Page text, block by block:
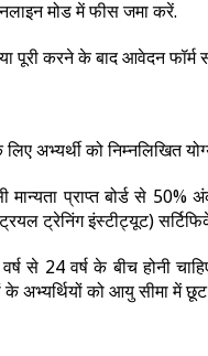
मोड में फीस जमा करें.
पूरी करने के बाद आवेदन फॉर्म
अभ्यर्थी को निम्नलिखित
मान्यता प्राप्त बोर्ड से
ट्रेनिंग इंस्टीट्यूट)
से 24 वर्ष के बीच होनी
अभ्यर्थियों को आयु सीमा में छूट